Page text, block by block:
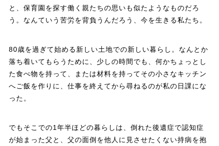
と、保育園を探す働く親たちの思いも似たようなものだろ
う。なんていう苦労を背負うんだろう、今を生きる私たち。
80歳を過ぎて始める新しい土地での新しい暮らし。なんとか
落ち着いてもらうために、少しの時間でも、何かちょっとし
た食べ物を持って、または材料を持ってその小さなキッチン
へご飯を作りに、仕事を終えてから尋ねるのが私の日課にな
った。
でもそこでの1年半ほどの暮らしは、倒れた後遺症で認知症
が始まった父と、父の面倒を他人に見させたくない持病を抱